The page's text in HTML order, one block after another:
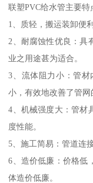
联塑PVC给水管主要特
1、质轻，搬运装卸便
2、耐腐蚀性优良：具
业之用途甚为适合。
3、流体阻力小：管材
小，有效地改善了管网
4、机械强度大：管材
度性能。
5、施工简易：管道连
6、造价低廉：价格低
体造价低廉。